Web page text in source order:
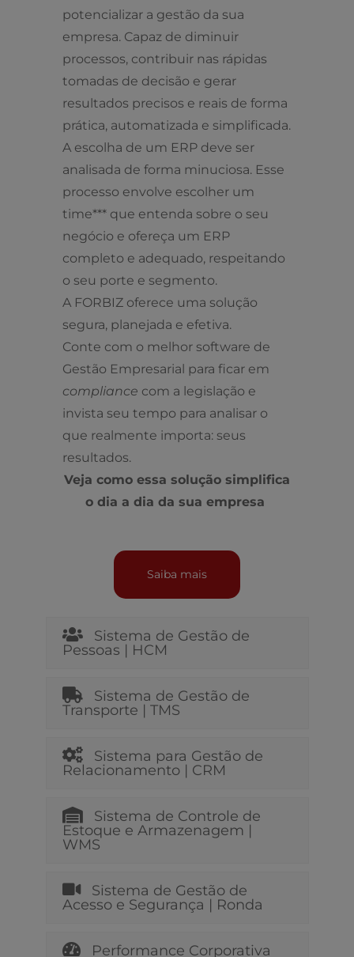
potencializar a gestão da sua
empresa. Capaz de diminuir
processos, contribuir nas rápidas
tomadas de decisão e gerar
resultados precisos e reais de forma
prática, automatizada e simplificada.
A escolha de um ERP deve ser
analisada de forma minuciosa. Esse
processo envolve escolher um
time*** que entenda sobre o seu
negócio e ofereça um ERP
completo e adequado, respeitando
o seu porte e segmento.
A FORBIZ oferece uma solução
segura, planejada e efetiva.
Conte com o melhor software de
Gestão Empresarial para ficar em
compliance com a legislação e
invista seu tempo para analisar o
que realmente importa: seus
resultados.
Veja como essa solução simplifica
o dia a dia da sua empresa
Saiba mais
Sistema de Gestão de
Pessoas | HCM
Sistema de Gestão de
Transporte | TMS
Sistema para Gestão de
Relacionamento | CRM
Sistema de Controle de
Estoque e Armazenagem |
WMS
Sistema de Gestão de
Acesso e Segurança | Ronda
Performance Corporativa